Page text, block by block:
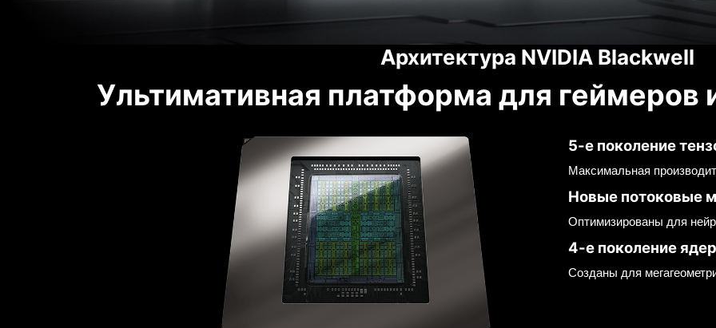
Архитектура NVIDIA Blackwell
Ультимативная платформа для геймеров
5-е поколение
Максимальная
Новые потоковые
Оптимизированы для
4-е поколение
Созданы для